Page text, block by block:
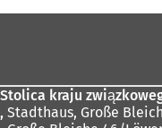
Stolica kraju
, Stadthaus, Große